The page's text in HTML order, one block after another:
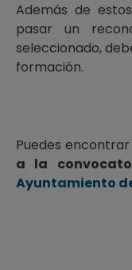
Además de
pasar un
seleccionado,
formación.
Puedes encontrar
a la
Ayuntamiento